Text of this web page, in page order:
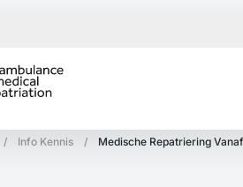
/ Info Kennis / Medische Repatriering